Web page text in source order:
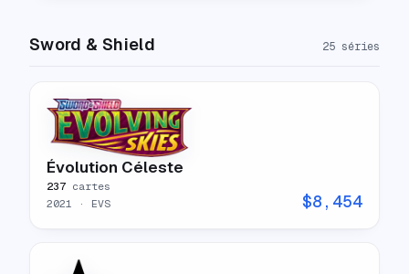
Sword & Shield 25 séries
Évolution Céleste
237 cartes
2021 · EVS $8,454